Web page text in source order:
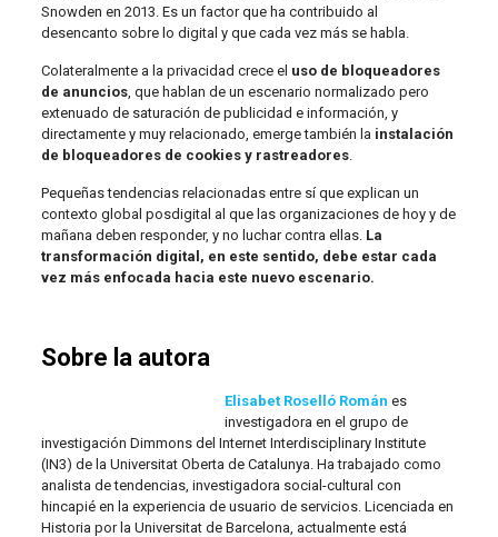
Snowden en 2013. Es un factor que ha contribuido al
desencanto sobre lo digital y que cada vez más se habla.
Colateralmente a la privacidad crece el uso de bloqueadores
de anuncios, que hablan de un escenario normalizado pero
extenuado de saturación de publicidad e información, y
directamente y muy relacionado, emerge también la instalación
de bloqueadores de cookies y rastreadores.
Pequeñas tendencias relacionadas entre sí que explican un
contexto global posdigital al que las organizaciones de hoy y de
mañana deben responder, y no luchar contra ellas. La
transformación digital, en este sentido, debe estar cada
vez más enfocada hacia este nuevo escenario.
Sobre la autora
Elisabet Roselló Román es
investigadora en el grupo de
investigación Dimmons del Internet Interdisciplinary Institute
(IN3) de la Universitat Oberta de Catalunya. Ha trabajado como
analista de tendencias, investigadora social-cultural con
hincapié en la experiencia de usuario de servicios. Licenciada en
Historia por la Universitat de Barcelona, actualmente está